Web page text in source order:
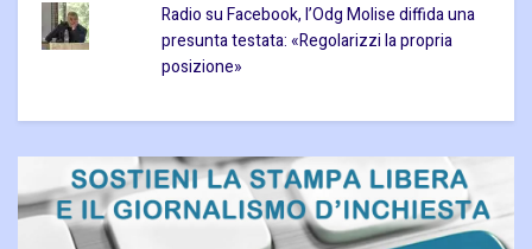
Radio su Facebook, l’Odg Molise diffida una
presunta testata: «Regolarizzi la propria
posizione»